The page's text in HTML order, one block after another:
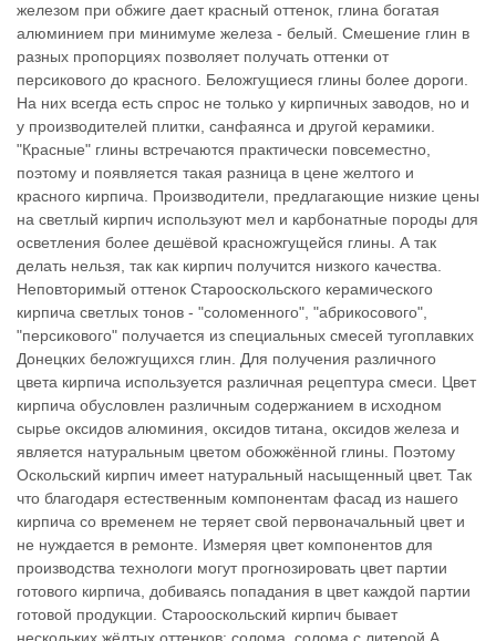
железом при обжиге дает красный оттенок, глина богатая
алюминием при минимуме железа - белый. Смешение глин в
разных пропорциях позволяет получать оттенки от
персикового до красного. Беложгущиеся глины более дороги.
На них всегда есть спрос не только у кирпичных заводов, но и
у производителей плитки, санфаянса и другой керамики.
"Красные" глины встречаются практически повсеместно,
поэтому и появляется такая разница в цене желтого и
красного кирпича. Производители, предлагающие низкие цены
на светлый кирпич используют мел и карбонатные породы для
осветления более дешёвой красножгущейся глины. А так
делать нельзя, так как кирпич получится низкого качества.
Неповторимый оттенок Старооскольского керамического
кирпича светлых тонов - "соломенного", "абрикосового",
"персикового" получается из специальных смесей тугоплавких
Донецких беложгущихся глин. Для получения различного
цвета кирпича используется различная рецептура смеси. Цвет
кирпича обусловлен различным содержанием в исходном
сырье оксидов алюминия, оксидов титана, оксидов железа и
является натуральным цветом обожжённой глины. Поэтому
Оскольский кирпич имеет натуральный насыщенный цвет. Так
что благодаря естественным компонентам фасад из нашего
кирпича со временем не теряет свой первоначальный цвет и
не нуждается в ремонте. Измеряя цвет компонентов для
производства технологи могут прогнозировать цвет партии
готового кирпича, добиваясь попадания в цвет каждой партии
готовой продукции. Старооскольский кирпич бывает